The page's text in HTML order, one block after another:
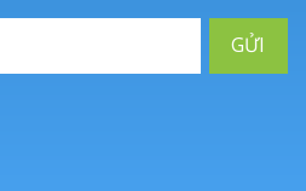
GỬI